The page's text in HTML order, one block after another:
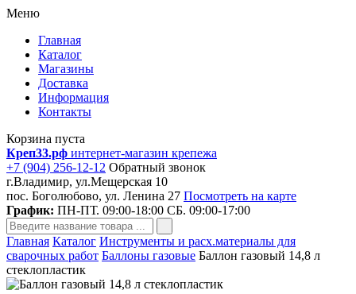
Меню
Главная
Каталог
Магазины
Доставка
Информация
Контакты
Корзина пуста
Креп33.рф интернет-магазин крепежа
+7 (904) 256-12-12 Обратный звонок
г.Владимир, ул.Мещерская 10
пос. Боголюбово, ул. Ленина 27 Посмотреть на карте
График: ПН-ПТ. 09:00-18:00 СБ. 09:00-17:00
Главная Каталог Инструменты и расх.материалы для
сварочных работ Баллоны газовые Баллон газовый 14,8 л
стеклопластик